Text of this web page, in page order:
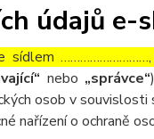
údajů
sídlem
nebo „správce“
osob v souvislosti
nařízení o ochraně